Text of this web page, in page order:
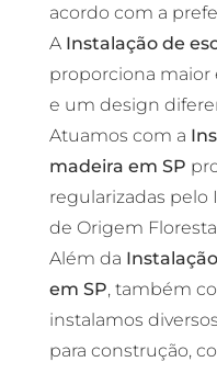
acordo com a
A Instalação de
proporciona maior
e um design
Atuamos com a
madeira em SP
regularizadas
de Origem
Além da
em SP, também
instalamos
para construção,